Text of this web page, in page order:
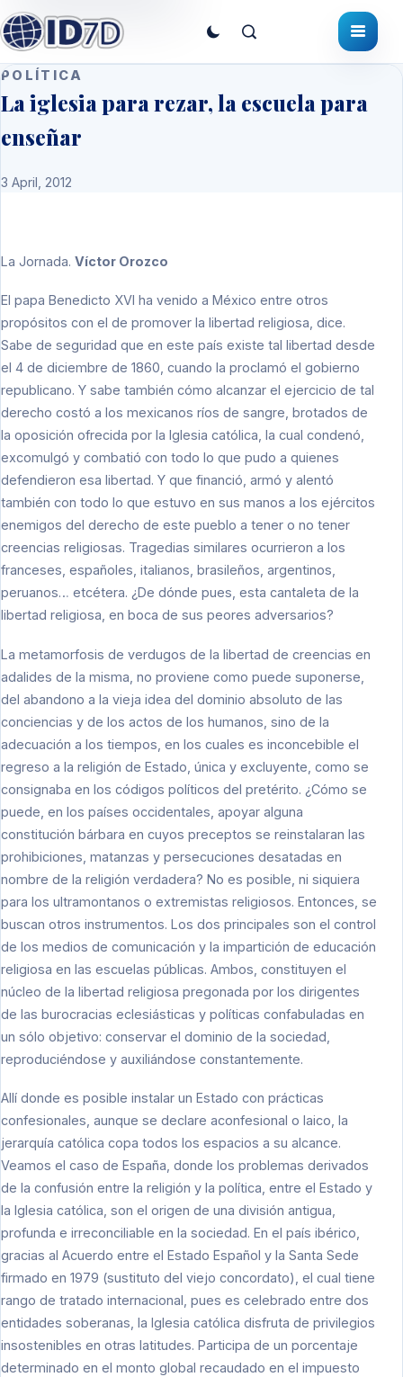
POLÍTICA
La iglesia para rezar, la escuela para
enseñar
3 April, 2012
La Jornada. Víctor Orozco
El papa Benedicto XVI ha venido a México entre otros
propósitos con el de promover la libertad religiosa, dice.
Sabe de seguridad que en este país existe tal libertad desde
el 4 de diciembre de 1860, cuando la proclamó el gobierno
republicano. Y sabe también cómo alcanzar el ejercicio de tal
derecho costó a los mexicanos ríos de sangre, brotados de
la oposición ofrecida por la Iglesia católica, la cual condenó,
excomulgó y combatió con todo lo que pudo a quienes
defendieron esa libertad. Y que financió, armó y alentó
también con todo lo que estuvo en sus manos a los ejércitos
enemigos del derecho de este pueblo a tener o no tener
creencias religiosas. Tragedias similares ocurrieron a los
franceses, españoles, italianos, brasileños, argentinos,
peruanos… etcétera. ¿De dónde pues, esta cantaleta de la
libertad religiosa, en boca de sus peores adversarios?
La metamorfosis de verdugos de la libertad de creencias en
adalides de la misma, no proviene como puede suponerse,
del abandono a la vieja idea del dominio absoluto de las
conciencias y de los actos de los humanos, sino de la
adecuación a los tiempos, en los cuales es inconcebible el
regreso a la religión de Estado, única y excluyente, como se
consignaba en los códigos políticos del pretérito. ¿Cómo se
puede, en los países occidentales, apoyar alguna
constitución bárbara en cuyos preceptos se reinstalaran las
prohibiciones, matanzas y persecuciones desatadas en
nombre de la religión verdadera? No es posible, ni siquiera
para los ultramontanos o extremistas religiosos. Entonces, se
buscan otros instrumentos. Los dos principales son el control
de los medios de comunicación y la impartición de educación
religiosa en las escuelas públicas. Ambos, constituyen el
núcleo de la libertad religiosa pregonada por los dirigentes
de las burocracias eclesiásticas y políticas confabuladas en
un sólo objetivo: conservar el dominio de la sociedad,
reproduciéndose y auxiliándose constantemente.
Allí donde es posible instalar un Estado con prácticas
confesionales, aunque se declare aconfesional o laico, la
jerarquía católica copa todos los espacios a su alcance.
Veamos el caso de España, donde los problemas derivados
de la confusión entre la religión y la política, entre el Estado y
la Iglesia católica, son el origen de una división antigua,
profunda e irreconciliable en la sociedad. En el país ibérico,
gracias al Acuerdo entre el Estado Español y la Santa Sede
firmado en 1979 (sustituto del viejo concordato), el cual tiene
rango de tratado internacional, pues es celebrado entre dos
entidades soberanas, la Iglesia católica disfruta de privilegios
insostenibles en otras latitudes. Participa de un porcentaje
determinado en el monto global recaudado en el impuesto